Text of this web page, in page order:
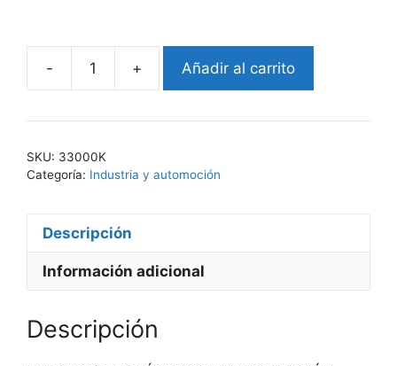
-
EKO-
330
+ Añadir al carrito
SKU: 33000K
Categoría: Industria y automoción
Descripción
Información adicional
Descripción